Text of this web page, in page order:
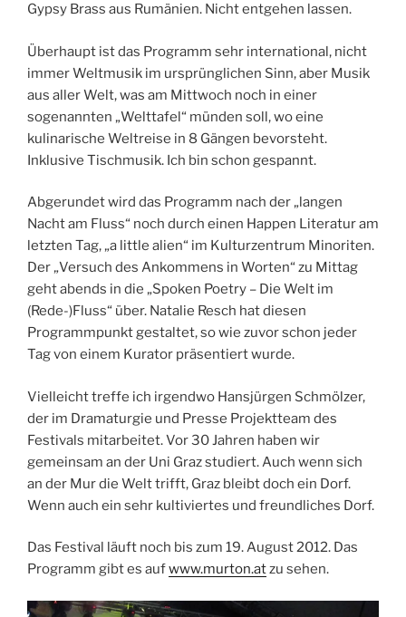
Gypsy Brass aus Rumänien. Nicht entgehen lassen.
Überhaupt ist das Programm sehr international, nicht
immer Weltmusik im ursprünglichen Sinn, aber Musik
aus aller Welt, was am Mittwoch noch in einer
sogenannten „Welttafel“ münden soll, wo eine
kulinarische Weltreise in 8 Gängen bevorsteht.
Inklusive Tischmusik. Ich bin schon gespannt.
Abgerundet wird das Programm nach der „langen
Nacht am Fluss“ noch durch einen Happen Literatur am
letzten Tag, „a little alien“ im Kulturzentrum Minoriten.
Der „Versuch des Ankommens in Worten“ zu Mittag
geht abends in die „Spoken Poetry – Die Welt im
(Rede-)Fluss“ über. Natalie Resch hat diesen
Programmpunkt gestaltet, so wie zuvor schon jeder
Tag von einem Kurator präsentiert wurde.
Vielleicht treffe ich irgendwo Hansjürgen Schmölzer,
der im Dramaturgie und Presse Projektteam des
Festivals mitarbeitet. Vor 30 Jahren haben wir
gemeinsam an der Uni Graz studiert. Auch wenn sich
an der Mur die Welt trifft, Graz bleibt doch ein Dorf.
Wenn auch ein sehr kultiviertes und freundliches Dorf.
Das Festival läuft noch bis zum 19. August 2012. Das
Programm gibt es aufwww.murton.atzu sehen.